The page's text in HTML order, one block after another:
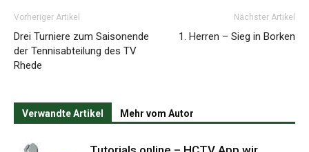
Vorheriger Artikel
Drei Turniere zum Saisonende
der Tennisabteilung des TV
Rhede
Nächster Artikel
1. Herren – Sieg in Borken
Verwandte Artikel Mehr vom Autor